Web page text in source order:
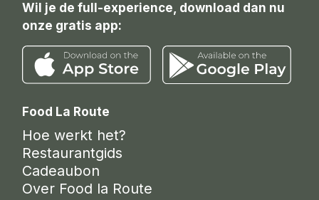
Wil je de full-experience, download dan nu
onze gratis app:
Food La Route
Hoe werkt het?
Restaurantgids
Cadeaubon
Over Food la Route